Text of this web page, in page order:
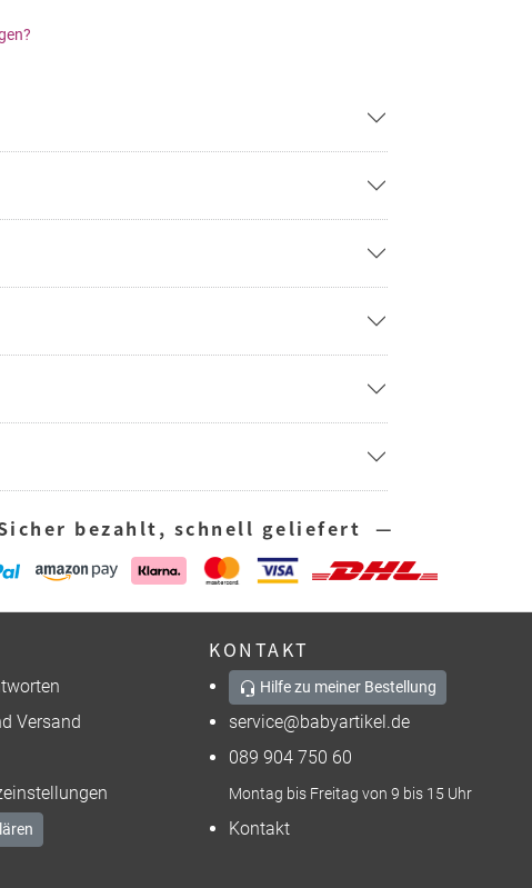
bezahlt, schnell geliefert —
Versand
KONTAKT
Hilfe zu meiner Bestellung
service@babyartikel.de
089 904 750 60
Montag bis Freitag von 9 bis 15 Uhr
Kontakt